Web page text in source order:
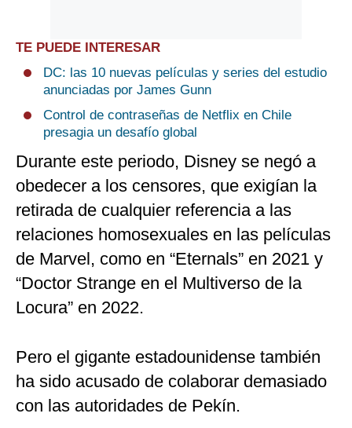
TE PUEDE INTERESAR
DC: las 10 nuevas películas y series del estudio
anunciadas por James Gunn
Control de contraseñas de Netflix en Chile
presagia un desafío global
Durante este periodo, Disney se negó a
obedecer a los censores, que exigían la
retirada de cualquier referencia a las
relaciones homosexuales en las películas
de Marvel, como en “Eternals” en 2021 y
“Doctor Strange en el Multiverso de la
Locura” en 2022.
Pero el gigante estadounidense también
ha sido acusado de colaborar demasiado
con las autoridades de Pekín.